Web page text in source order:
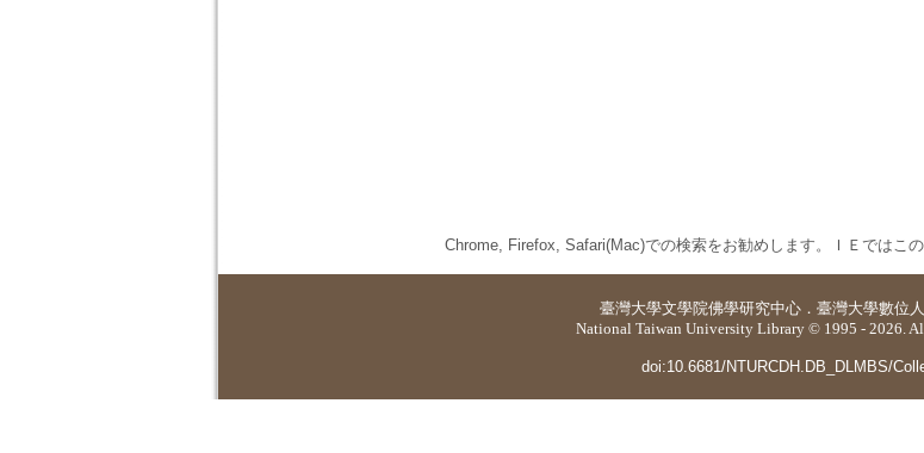
Chrome, Firefox, Safari(Mac)での検索をお勧めします。ＩＥではこ
臺灣大學文學院佛學研究中心 ． 臺灣大學數位
National Taiwan University Library © 1995 - 2026.
doi:10.6681/NTURCDH.DB_DLMBS/